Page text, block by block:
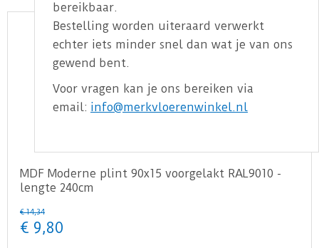
MDF Moderne plint 90x15 voorgelakt RAL9010 -
lengte 240cm
€ 14,34
€ 9,80
bereikbaar.
Bestelling worden uiteraard verwerkt
echter iets minder snel dan wat je van ons
gewend bent.
Voor vragen kan je ons bereiken via
email: info@merkvloerenwinkel.nl